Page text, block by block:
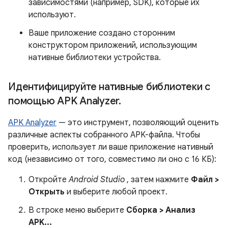
зависимостями (например, SDK), которые их
используют.
Ваше приложение создано сторонним
конструктором приложений, использующим
нативные библиотеки устройства.
Идентифицируйте нативные библиотеки с
помощью APK Analyzer.
APK Analyzer — это инструмент, позволяющий оценить
различные аспекты собранного APK-файла. Чтобы
проверить, использует ли ваше приложение нативный
код (независимо от того, совместимо ли оно с 16 КБ):
ОткройтеAndroid Studio , затем нажмите Файл >
Открыть и выберите любой проект.
В строке меню выберите Сборка > Анализ
APK...